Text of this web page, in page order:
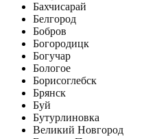
Бахчисарай
Белгород
Бобров
Богородицк
Богучар
Бологое
Борисоглебск
Брянск
Буй
Бутурлиновка
Великий Новгород